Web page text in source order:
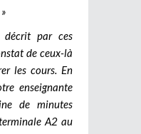
décrit par ces
de ceux-là
les cours. En
enseignante
de minutes
A2 au